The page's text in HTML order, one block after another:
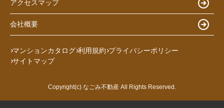
アクセスマップ
会社概要
マンションカタログ 利用規約 プライバシーポリシー
サイトマップ
Copyright(c) なごみ不動産 All Rights Reserved.